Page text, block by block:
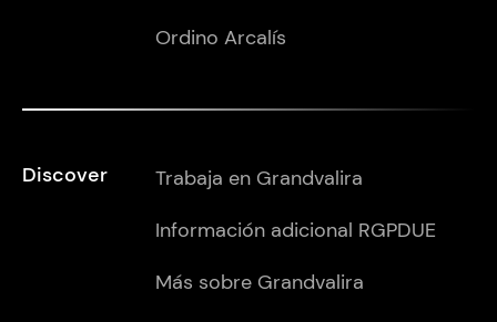
Ordino Arcalís
Discover
Trabaja en Grandvalira
Información adicional RGPDUE
Más sobre Grandvalira